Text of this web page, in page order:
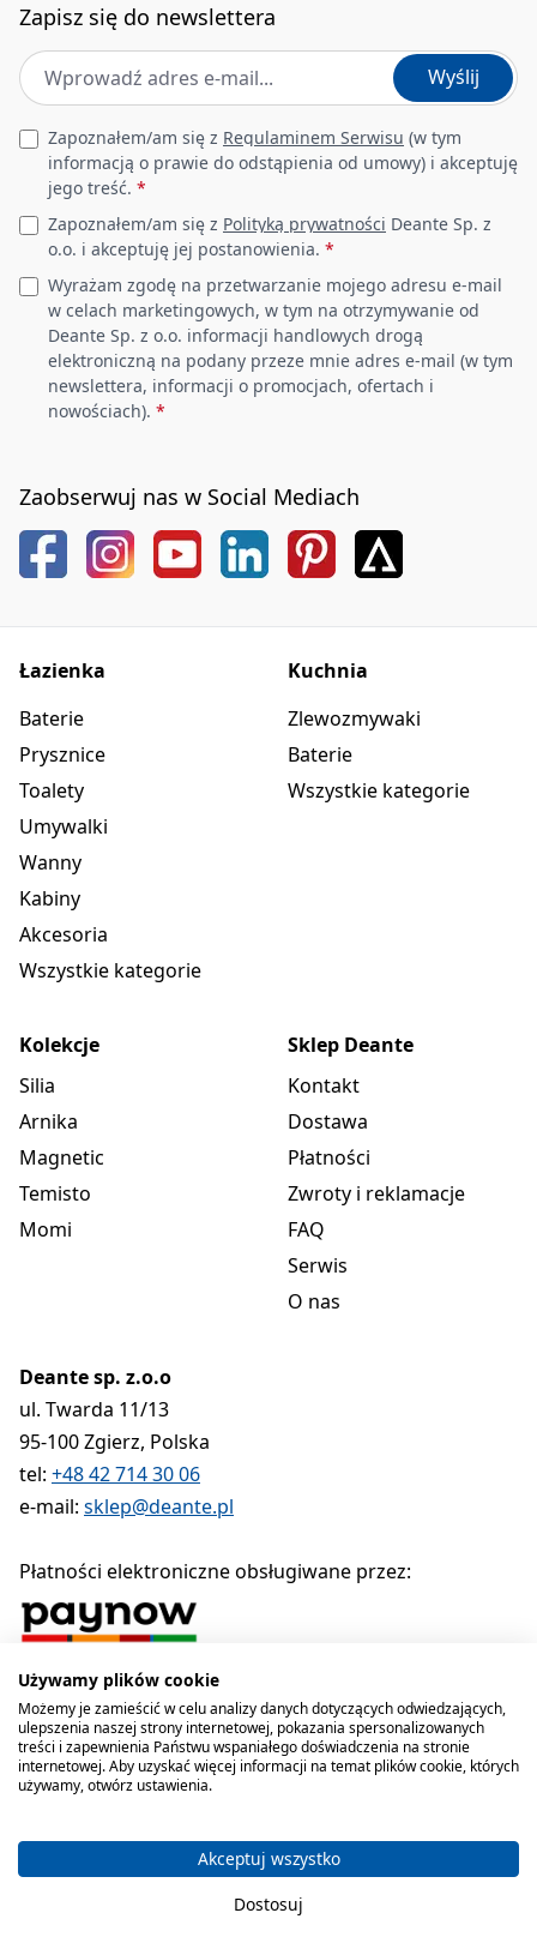
Koszyk zawiera produkty 0 .
Zapisz się do newslettera
Adres e-mail *
Wyślij
Leave this field empty
Zapoznałem/am się z Regulaminem Serwisu (w tym
informacją o prawie do odstąpienia od umowy) i akceptuję
jego treść. *
Zapoznałem/am się z Polityką prywatności Deante Sp. z
o.o. i akceptuję jej postanowienia. *
Wyrażam zgodę na przetwarzanie mojego adresu e-mail
w celach marketingowych, w tym na otrzymywanie od
Deante Sp. z o.o. informacji handlowych drogą
elektroniczną na podany przeze mnie adres e-mail (w tym
newslettera, informacji o promocjach, ofertach i
nowościach). *
Zaobserwuj nas w Social Mediach
Łazienka
Baterie
Prysznice
Toalety
Umywalki
Wanny
Kabiny
Akcesoria
Wszystkie kategorie
Kuchnia
Zlewozmywaki
Baterie
Wszystkie kategorie
Kolekcje
Silia
Arnika
Magnetic
Temisto
Momi
Sklep Deante
Kontakt
Dostawa
Płatności
Zwroty i reklamacje
FAQ
Serwis
O nas
Deante sp. z.o.o
ul. Twarda 11/13
95-100 Zgierz, Polska
tel: +48 42 714 30 06
e-mail: sklep@deante.pl
Płatności elektroniczne obsługiwane przez:
Deante sp. z o.o. 1990-2026
Polityka prywatności Regulamin Polityka cookies
Używamy plików cookie
Możemy je zamieścić w celu analizy danych dotyczących odwiedzających,
ulepszenia naszej strony internetowej, pokazania spersonalizowanych
treści i zapewnienia Państwu wspaniałego doświadczenia na stronie
internetowej. Aby uzyskać więcej informacji na temat plików cookie, których
używamy, otwórz ustawienia.
Akceptuj wszystko
Dostosuj